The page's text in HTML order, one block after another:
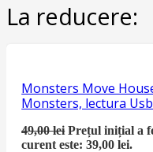
La reducere:
Monsters Move
Monsters, lectura
49,00lei Prețul inițial a
curent este: 39,00 lei.